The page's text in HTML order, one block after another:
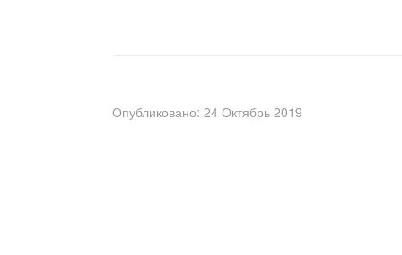
Опубликовано: 24 Октябрь 2019